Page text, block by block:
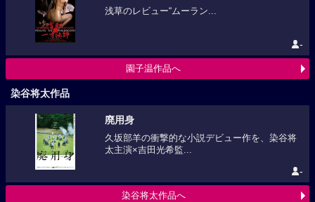
浅草のレビュー“ムーラン...
-
園子温作品へ
染谷将太作品
廃用身
久坂部羊の衝撃的な小説デビュー作を、染谷将
太主演×吉田光希監...
-
染谷将太作品へ